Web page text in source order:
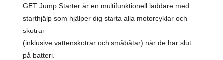
GET Jump Starter är en multifunktionell laddare med
starthjälp som hjälper dig starta alla motorcyklar och
skotrar
(inklusive vattenskotrar och småbåtar) när de har slut
på batteri.